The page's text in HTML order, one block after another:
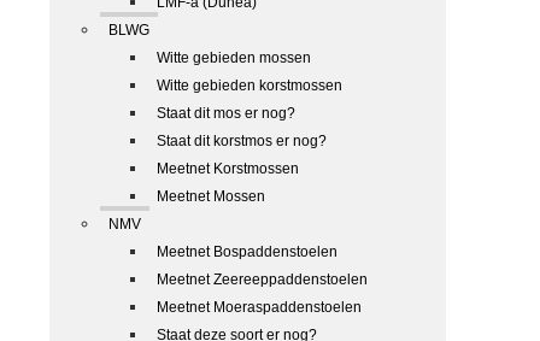
BLWG
Witte gebieden mossen
Witte gebieden korstmossen
Staat dit mos er nog?
Staat dit korstmos er nog?
Meetnet Korstmossen
Meetnet Mossen
NMV
Meetnet Bospaddenstoelen
Meetnet Zeereeppaddenstoelen
Meetnet Moeraspaddenstoelen
Staat deze soort er nog?